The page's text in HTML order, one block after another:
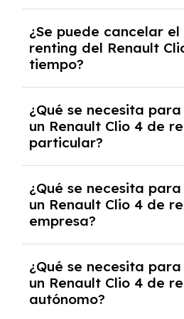
tendrás que pagar ningún
salvo en casos que lo
debido al resultado del
económica.
¿Se puede cancelar
renting del Renault
tiempo?
pero puede haber
cancelación anticipada.
las condiciones del
experto que te asesore.
¿Qué se necesita
un Renault Clio 4 de
particular?
y, en algunos casos, una
crediticia y un pago inicial.
¿Qué se necesita
un Renault Clio 4 de
empresa?
documentación financiera
casos, un informe de
y un pago inicial.
¿Qué se necesita
un Renault Clio 4 de
autónomo?